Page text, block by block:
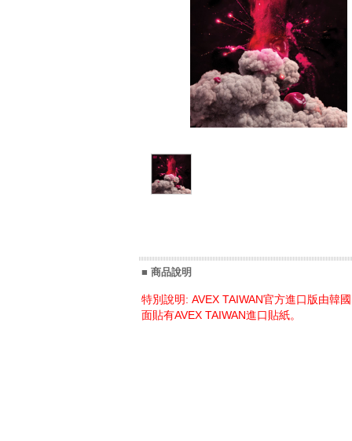
■ 商品說明
特別說明: AVEX TAIWAN官方進口版由韓
面貼有AVEX TAIWAN進口貼紙。